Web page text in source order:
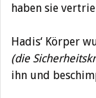
haben sie
Hadis‘ Körper
(die
ihn und